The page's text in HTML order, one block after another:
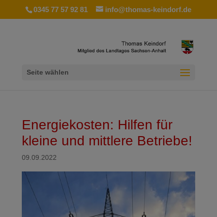
0345 77 57 92 81 info@thomas-keindorf.de
Seite wählen
Energiekosten: Hilfen für
kleine und mittlere Betriebe!
09.09.2022